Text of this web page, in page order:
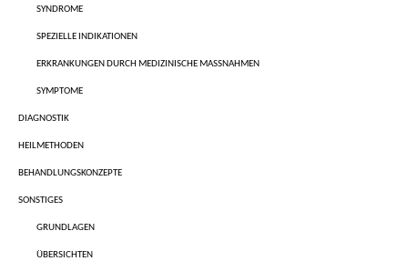
SYNDROME
SPEZIELLE INDIKATIONEN
ERKRANKUNGEN DURCH MEDIZINISCHE MASSNAHMEN
SYMPTOME
DIAGNOSTIK
HEILMETHODEN
BEHANDLUNGSKONZEPTE
SONSTIGES
GRUNDLAGEN
ÜBERSICHTEN